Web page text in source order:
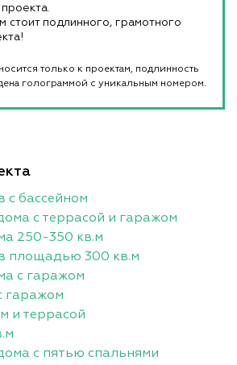
стоит подлинного, грамотного
только к проектам, подлинность
голограммой с уникальным номером.
с бассейном
с террасой и гаражом
250-350 кв.м
площадью 300 кв.м
с гаражом
гаражом
и террасой
с пятью спальнями